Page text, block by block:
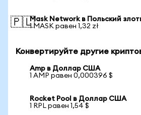
🇵🇱Mask Network в Польский
1 MASK равен 1,32 zł
Конвертируйте другие
Amp в Доллар США
1 AMP равен 0,000396 $
Rocket Pool в Доллар США
1 RPL равен 1,54 $